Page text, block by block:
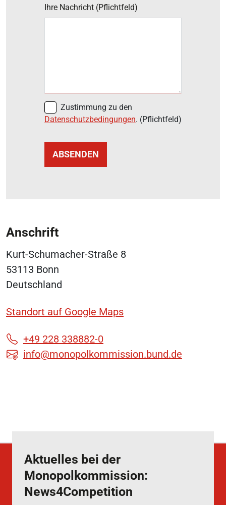
Ihre Nachricht (Pflichtfeld)
Zustimmung zu den
Datenschutzbedingungen. (Pflichtfeld)
ABSENDEN
Anschrift
Kurt-Schumacher-Straße 8
53113 Bonn
Deutschland
Standort auf Google Maps
+49 228 338882-0
info@monopolkommission.bund.de
Aktuelles bei der
Monopolkommission:
News4Competition